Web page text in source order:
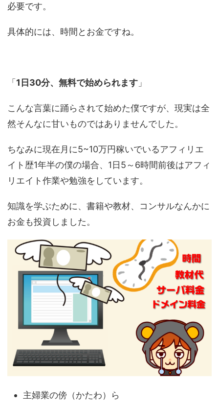
必要です。
具体的には、時間とお金ですね。
「1日30分、無料で始められます 」
こんな言葉に踊らされて始めた僕ですが、現実は全
然そんなに甘いものではありませんでした。
ちなみに現在月に5~10万円稼いでいるアフィリエ
イト歴1年半の僕の場合、1日5～6時間前後はアフィ
リエイト作業や勉強をしています。
知識を学ぶために、書籍や教材、コンサルなんかに
お金も投資しました。
主婦業の傍（かたわ）ら